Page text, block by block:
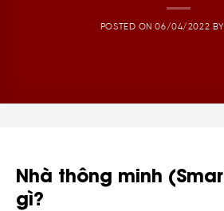
POSTED ON06/04/2022
Nhà thông minh
gì?